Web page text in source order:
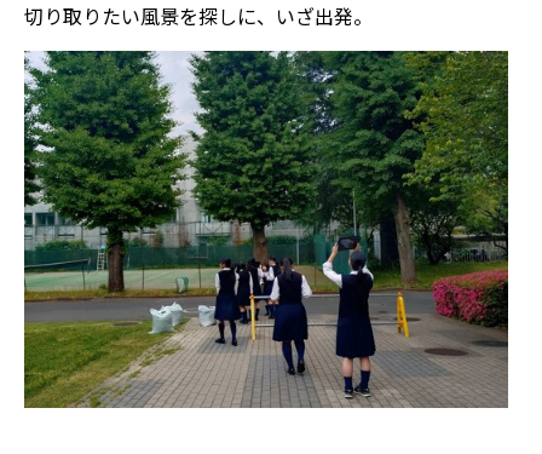
切り取りたい風景を探しに、いざ出発。